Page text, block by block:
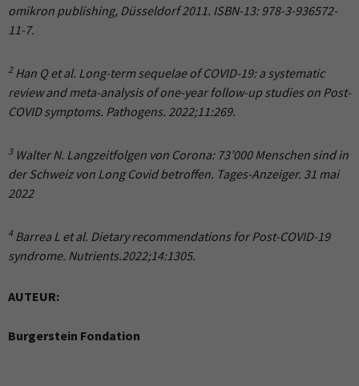
omikron publishing, Düsseldorf 2011. ISBN-13: 978-3-936572-
11-7.
2Han Q et al. Long-term sequelae of COVID-19: a systematic
review and meta-analysis of one-year follow-up studies on Post-
COVID symptoms. Pathogens. 2022;11:269.
3Walter N. Langzeitfolgen von Corona: 73’000 Menschen sind in
der Schweiz von Long Covid betroffen. Tages-Anzeiger. 31 mai
2022
4Barrea L et al. Dietary recommendations for Post-COVID-19
syndrome. Nutrients.2022;14:1305.
AUTEUR:
Burgerstein Fondation